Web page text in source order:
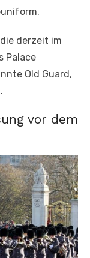
derzeit im
Palace
Old Guard,
vor dem